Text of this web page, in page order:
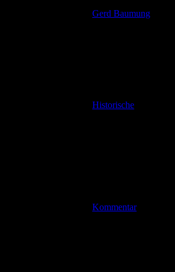
Gerd Baumung
Historische
Kommentar